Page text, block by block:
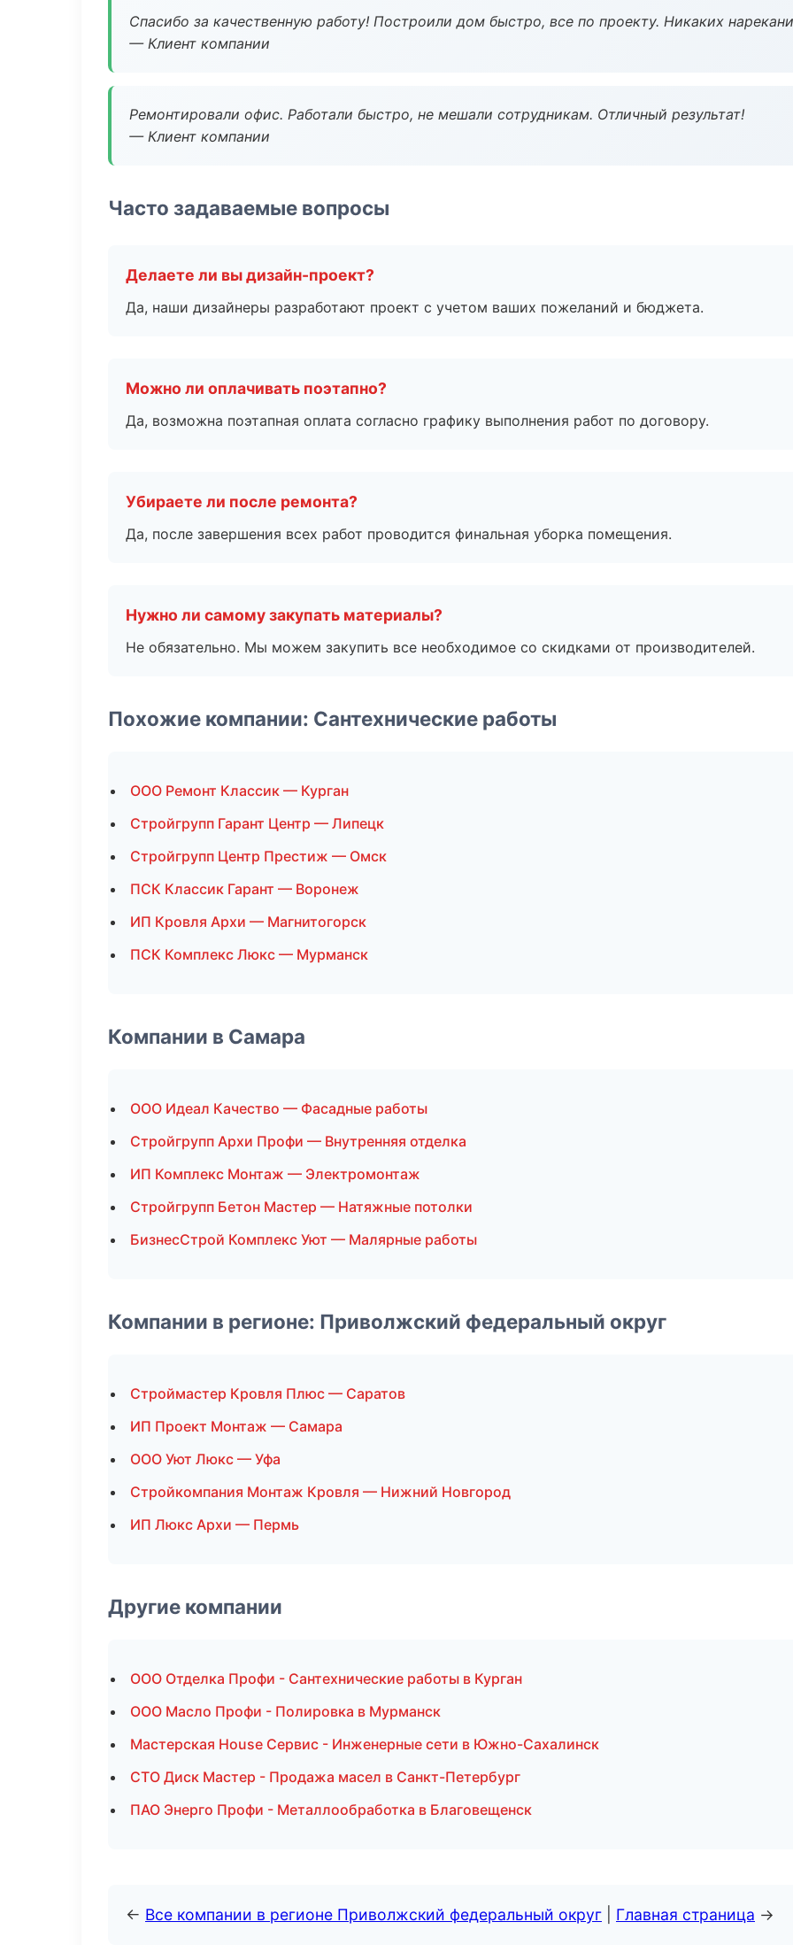
Спасибо за качественную работу! Построили дом быстро, все по проекту. Никаких
— Клиент компании
Ремонтировали офис. Работали быстро, не мешали сотрудникам. Отличный результат!
— Клиент компании
Часто задаваемые вопросы
Делаете ли вы дизайн-проект?
Да, наши дизайнеры разработают проект с учетом ваших пожеланий и бюджета.
Можно ли оплачивать поэтапно?
Да, возможна поэтапная оплата согласно графику выполнения работ по договору.
Убираете ли после ремонта?
Да, после завершения всех работ проводится финальная уборка помещения.
Нужно ли самому закупать материалы?
Не обязательно. Мы можем закупить все необходимое со скидками от производителей.
Похожие компании: Сантехнические работы
ООО Ремонт Классик — Курган
Стройгрупп Гарант Центр — Липецк
Стройгрупп Центр Престиж — Омск
ПСК Классик Гарант — Воронеж
ИП Кровля Архи — Магнитогорск
ПСК Комплекс Люкс — Мурманск
Компании в Самара
ООО Идеал Качество — Фасадные работы
Стройгрупп Архи Профи — Внутренняя отделка
ИП Комплекс Монтаж — Электромонтаж
Стройгрупп Бетон Мастер — Натяжные потолки
БизнесСтрой Комплекс Уют — Малярные работы
Компании в регионе: Приволжский федеральный округ
Строймастер Кровля Плюс — Саратов
ИП Проект Монтаж — Самара
ООО Уют Люкс — Уфа
Стройкомпания Монтаж Кровля — Нижний Новгород
ИП Люкс Архи — Пермь
Другие компании
ООО Отделка Профи - Сантехнические работы в Курган
ООО Масло Профи - Полировка в Мурманск
Мастерская House Сервис - Инженерные сети в Южно-Сахалинск
СТО Диск Мастер - Продажа масел в Санкт-Петербург
ПАО Энерго Профи - Металлообработка в Благовещенск
← Все компании в регионе Приволжский федеральный округ Главная страница →